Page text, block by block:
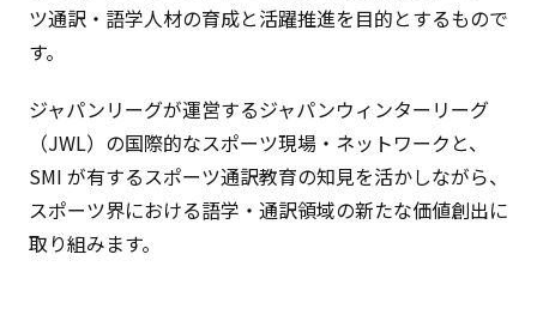
ツ通訳・語学人材の育成と活躍推進を目的とするもので
す。
ジャパンリーグが運営するジャパンウィンターリーグ
（JWL）の国際的なスポーツ現場・ネットワークと、
SMI が有するスポーツ通訳教育の知見を活かしながら、
スポーツ界における語学・通訳領域の新たな価値創出に
取り組みます。